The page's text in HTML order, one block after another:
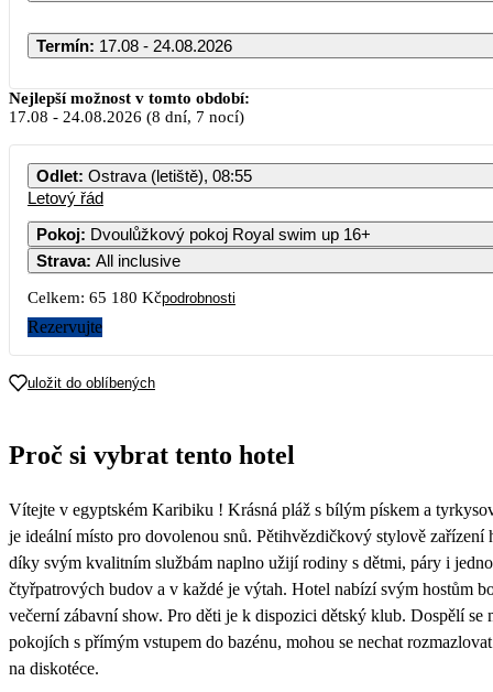
Termín: 17.08 - 24.08.2026
Srpen 2026
PO ÚT ST ČT PÁ SO
Nejlepší možnost v tomto období:
17.08 - 24.08.2026 (8 dní, 7 nocí)
Odlet: Ostrava (letiště), 08:55
Letový řád
Pokoj: Dvoulůžkový pokoj Royal swim up 16+
Strava: All inclusive
Celkem: 65 180 Kčpodrobnosti
Rezervujte
uložit do oblíbených
Proč si vybrat tento hotel
Vítejte v egyptském Karibiku ! Krásná pláž s bílým pískem a
je ideální místo pro dovolenou snů. Pětihvězdičkový stylově zařízení
díky svým kvalitním službám naplno užijí rodiny s dětmi, páry i
čtyřpatrových budov a v každé je výtah. Hotel nabízí svým hostům
večerní zábavní show. Pro děti je k dispozici dětský klub. Dospělí se
pokojích s přímým vstupem do bazénu, mohou se nechat
na diskotéce.